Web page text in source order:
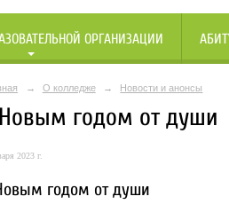
ОРГАНИЗАЦИИ
→ О колледже → Новости и анонсы
годом от души
2023 г.
годом от души